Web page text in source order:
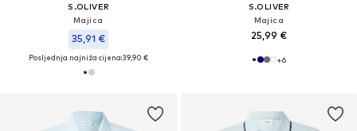
S.OLIVER
Majica
35,91 €
Posljednja najniža cijena:39,90 €
S.OLIVER
Majica
25,99 €
+6